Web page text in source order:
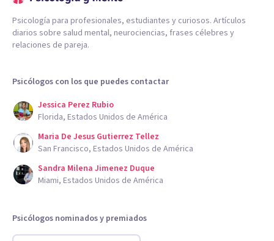
Psicología para profesionales, estudiantes y curiosos. Artículos
diarios sobre salud mental, neurociencias, frases célebres y
relaciones de pareja.
Psicólogos con los que puedes contactar
Jessica Perez Rubio
Florida, Estados Unidos de América
Maria De Jesus Gutierrez Tellez
San Francisco, Estados Unidos de América
Sandra Milena Jimenez Duque
Miami, Estados Unidos de América
Psicólogos nominados y premiados